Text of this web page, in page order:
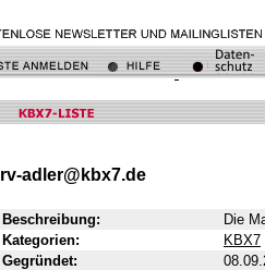
rv-adler@kbx7.de
Beschreibung:
Die
Kategorien:
KBX7
Gegründet: